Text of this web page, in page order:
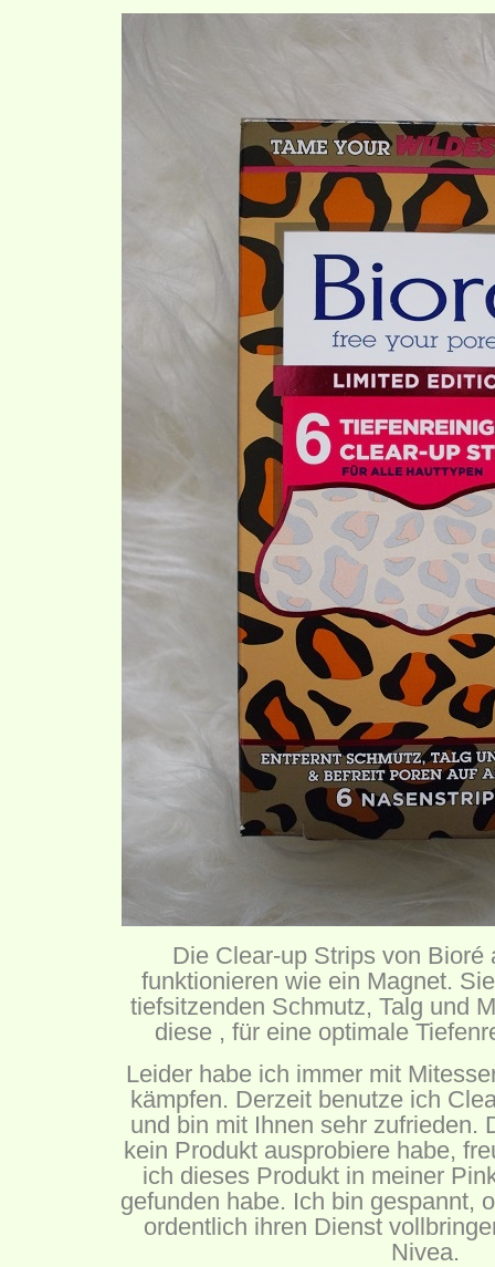
Die Clear-up Strips von Bioré
funktionieren wie ein Magnet.
tiefsitzenden Schmutz, Talg und
diese , für eine optimale
Leider habe ich immer mit
kämpfen. Derzeit benutze ich
und bin mit Ihnen sehr zufrieden.
kein Produkt ausprobiere habe,
ich dieses Produkt in meiner
gefunden habe. Ich bin gespannt,
ordentlich ihren Dienst
Nivea.